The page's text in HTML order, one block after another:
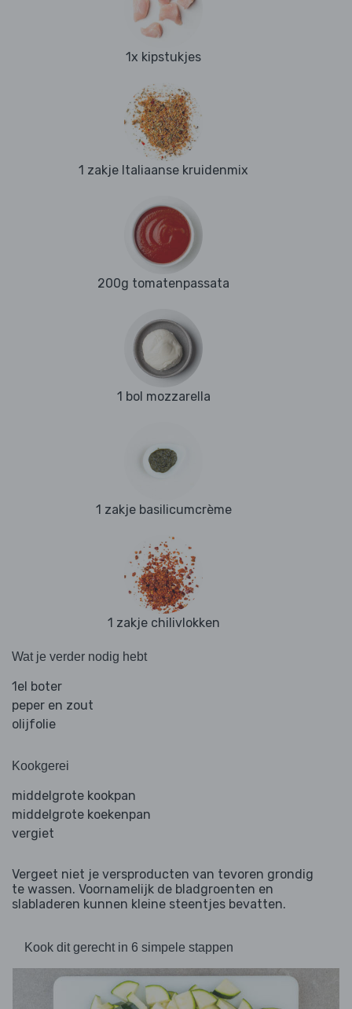
1x kipstukjes
1 zakje Italiaanse kruidenmix
200g tomatenpassata
1 bol mozzarella
1 zakje basilicumcrème
1 zakje chilivlokken
Wat je verder nodig hebt
1el boter
peper en zout
olijfolie
Kookgerei
middelgrote kookpan
middelgrote koekenpan
vergiet
Vergeet niet je versproducten van tevoren grondig
te wassen. Voornamelijk de bladgroenten en
slabladeren kunnen kleine steentjes bevatten.
Kook dit gerecht in 6 simpele stappen